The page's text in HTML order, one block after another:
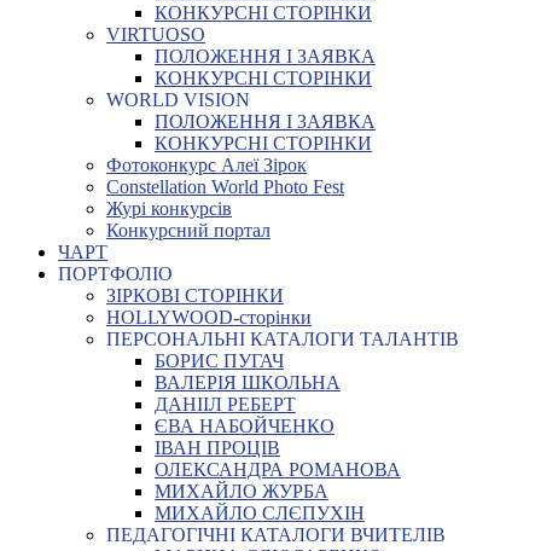
КОНКУРСНІ СТОРІНКИ
VIRTUOSO
ПОЛОЖЕННЯ І ЗАЯВКА
КОНКУРСНІ СТОРІНКИ
WORLD VISION
ПОЛОЖЕННЯ І ЗАЯВКА
КОНКУРСНІ СТОРІНКИ
Фотоконкурс Алеї Зірок
Constellation World Photo Fest
Журі конкурсів
Конкурсний портал
ЧАРТ
ПОРТФОЛІО
ЗІРКОВІ СТОРІНКИ
HOLLYWOOD-сторінки
ПЕРСОНАЛЬНІ КАТАЛОГИ ТАЛАНТІВ
БОРИС ПУГАЧ
ВАЛЕРІЯ ШКОЛЬНА
ДАНІІЛ РЕБЕРТ
ЄВА НАБОЙЧЕНКО
ІВАН ПРОЦІВ
ОЛЕКСАНДРА РОМАНОВА
МИХАЙЛО ЖУРБА
МИХАЙЛО СЛЄПУХІН
ПЕДАГОГІЧНІ КАТАЛОГИ ВЧИТЕЛІВ